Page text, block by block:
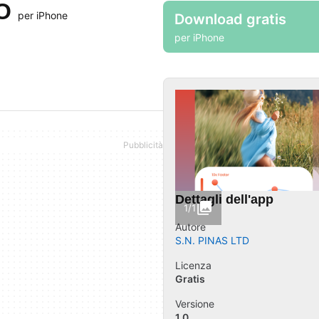
per iPhone Download gratis
per iPhone
1/1
Dettagli dell'app
Autore
S.N. PINAS LTD
Licenza
Gratis
Versione